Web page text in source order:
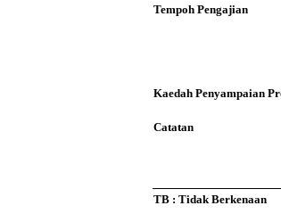
Tempoh Pengajian
Kaedah Penyampaian
Catatan
TB : Tidak Berkenaan